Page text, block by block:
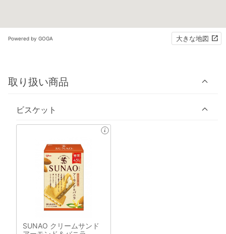
Powered by GOGA 大きな地図
取り扱い商品
ビスケット
SUNAO クリームサンド